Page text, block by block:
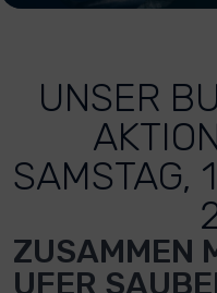
UNSER
SAMSTAG,
ZUSAMMEN
UFER